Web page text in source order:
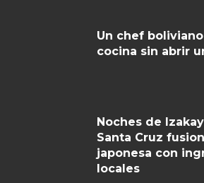
Un chef
cocina sin abrir
Noches de
Santa Cruz
japonesa con
locales